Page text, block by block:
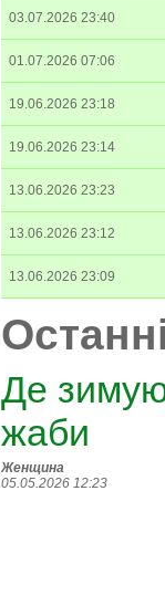
03.07.2026 23:40
01.07.2026 07:06
19.06.2026 23:18
19.06.2026 23:14
13.06.2026 23:23
13.06.2026 23:12
13.06.2026 23:09
Де
жаби
Женщина
05.05.2026 12:23